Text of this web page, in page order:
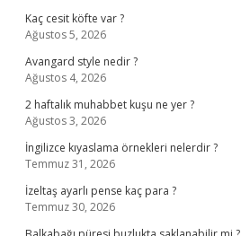
Kaç cesit köfte var ?
Ağustos 5, 2026
Avangard style nedir ?
Ağustos 4, 2026
2 haftalık muhabbet kuşu ne yer ?
Ağustos 3, 2026
İngilizce kıyaslama örnekleri nelerdir ?
Temmuz 31, 2026
İzeltaş ayarlı pense kaç para ?
Temmuz 30, 2026